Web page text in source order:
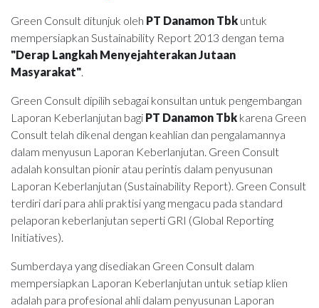
Green Consult ditunjuk oleh PT Danamon Tbk untuk
mempersiapkan Sustainability Report 2013 dengan tema
"Derap Langkah Menyejahterakan Jutaan
Masyarakat".
Green Consult dipilih sebagai konsultan untuk pengembangan
Laporan Keberlanjutan bagi PT Danamon Tbk karena Green
Consult telah dikenal dengan keahlian dan pengalamannya
dalam menyusun Laporan Keberlanjutan. Green Consult
adalah konsultan pionir atau perintis dalam penyusunan
Laporan Keberlanjutan (Sustainability Report). Green Consult
terdiri dari para ahli praktisi yang mengacu pada standard
pelaporan keberlanjutan seperti GRI (Global Reporting
Initiatives).
Sumberdaya yang disediakan Green Consult dalam
mempersiapkan Laporan Keberlanjutan untuk setiap klien
adalah para profesional ahli dalam penyusunan Laporan